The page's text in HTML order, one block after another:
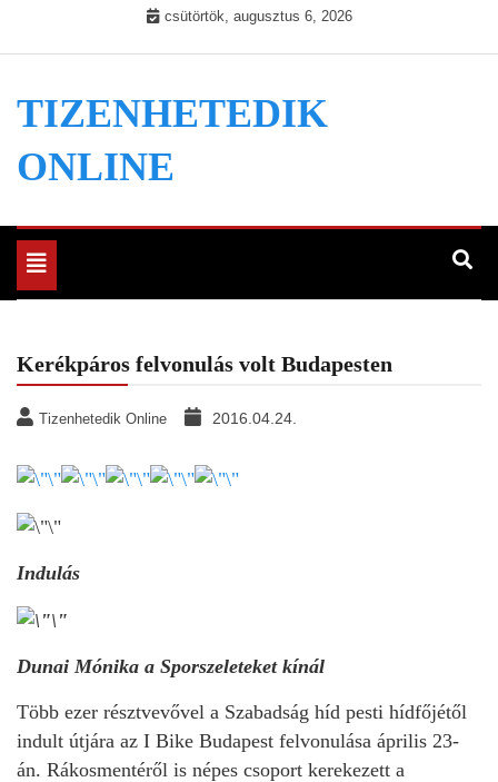
csütörtök, augusztus 6, 2026
TIZENHETEDIK
ONLINE
Toggle
navigation
Kerékpáros felvonulás volt Budapesten
Tizenhetedik Online 2016.04.24.
Indulás
Dunai Mónika a Sporszeleteket kínál
Több ezer résztvevővel a Szabadság híd pesti hídfőjétől
indult útjára az I Bike Budapest felvonulása április 23-
án. Rákosmentéről is népes csoport kerekezett a